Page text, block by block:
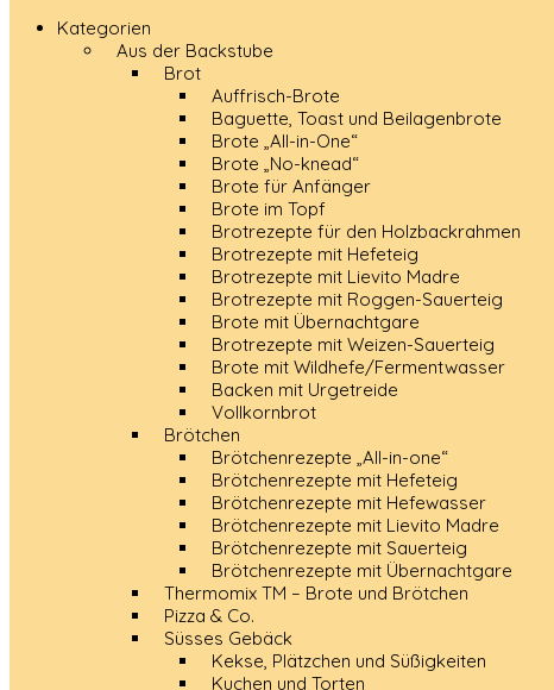
Kategorien
Aus der Backstube
Brot
Auffrisch-Brote
Baguette, Toast und Beilagenbrote
Brote „All-in-One“
Brote „No-knead“
Brote für Anfänger
Brote im Topf
Brotrezepte für den Holzbackrahmen
Brotrezepte mit Hefeteig
Brotrezepte mit Lievito Madre
Brotrezepte mit Roggen-Sauerteig
Brote mit Übernachtgare
Brotrezepte mit Weizen-Sauerteig
Brote mit Wildhefe/Fermentwasser
Backen mit Urgetreide
Vollkornbrot
Brötchen
Brötchenrezepte „All-in-one“
Brötchenrezepte mit Hefeteig
Brötchenrezepte mit Hefewasser
Brötchenrezepte mit Lievito Madre
Brötchenrezepte mit Sauerteig
Brötchenrezepte mit Übernachtgare
Thermomix TM – Brote und Brötchen
Pizza & Co.
Süsses Gebäck
Kekse, Plätzchen und Süßigkeiten
Kuchen und Torten